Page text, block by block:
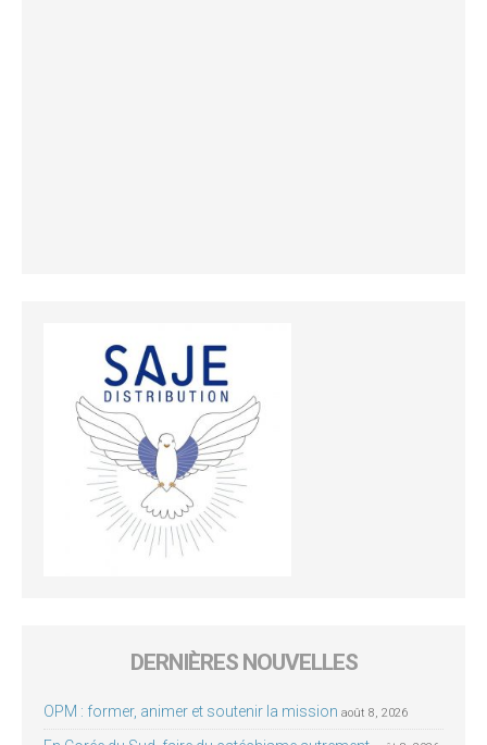
DERNIÈRES NOUVELLES
OPM : former, animer et soutenir la mission août 8, 2026